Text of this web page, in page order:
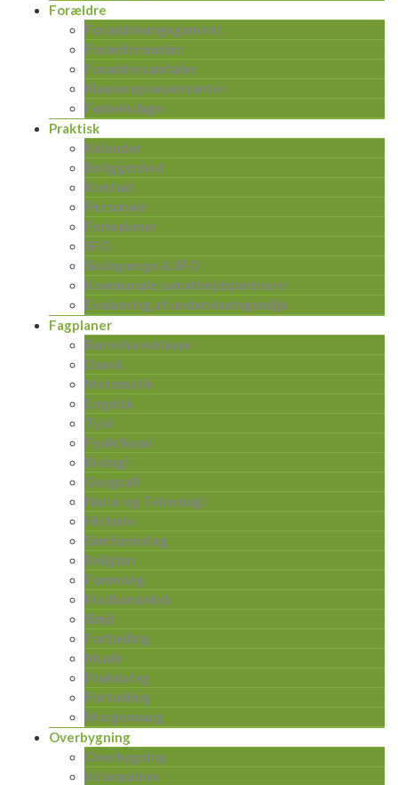
Forældre
Forældreengagement
Forældremøder
Forældresamtaler
Klasserepræsentanter
Fødselsdage
Praktisk
Kalender
Beliggenhed
Kontakt
Personale
Ferieplaner
SFO
Skolepenge & SFO
Kommunale samarbejdspartnere
Evaluering af undervisningsmiljø
Fagplaner
Børnehaveklasse
Dansk
Matematik
Engelsk
Tysk
Fysik/kemi
Biologi
Geografi
Natur og Teknologi
Historie
Samfundsfag
Religion
Formning
Madkundskab
Sløjd
Fortælling
Musik
Praksisfag
Fortælling
Morgensang
Overbygning
Overbygning
Information